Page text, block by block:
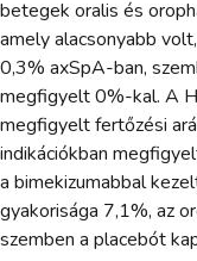
betegek oralis és
amely alacsonyabb
0,3% axSpA-ban,
megfigyelt 0%-kal. A
megfigyelt fertőzési
indikációkban
a bimekizumabbal
gyakorisága 7,1%, az
szemben a placebót